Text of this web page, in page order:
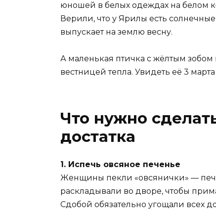
юношей в белых одеждах на белом
Верили, что у Ярилы есть
выпускает на землю весну.
А маленькая птичка с жёлтым
вестницей тепла. Увидеть её 3
Что нужно
достатка
1. Испечь овсяное печенье
Женщины пекли «овсянички» —
раскладывали во дворе, чтобы
Сдобой обязательно угощали всех